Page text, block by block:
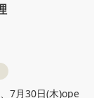
7月30日(木)ope